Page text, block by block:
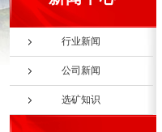
行业新闻
公司新闻
选矿知识